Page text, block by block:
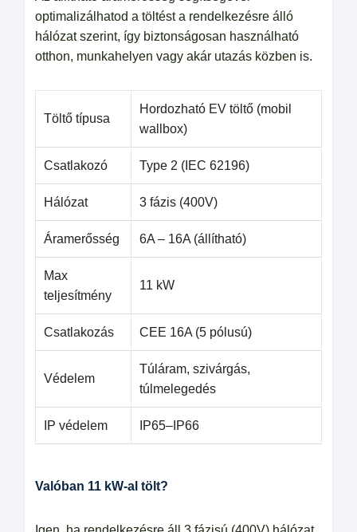
optimalizálhatod a töltést a rendelkezésre álló
hálózat szerint, így biztonságosan használható
otthon, munkahelyen vagy akár utazás közben is.
Töltő típusa
Hordozható EV töltő (mobil
wallbox)
Csatlakozó Type 2 (IEC 62196)
Hálózat 3 fázis (400V)
Áramerősség 6A – 16A (állítható)
Max
teljesítmény
11 kW
Csatlakozás CEE 16A (5 pólusú)
Védelem
Túláram, szivárgás,
túlmelegedés
IP védelem IP65–IP66
Valóban 11 kW-al tölt?